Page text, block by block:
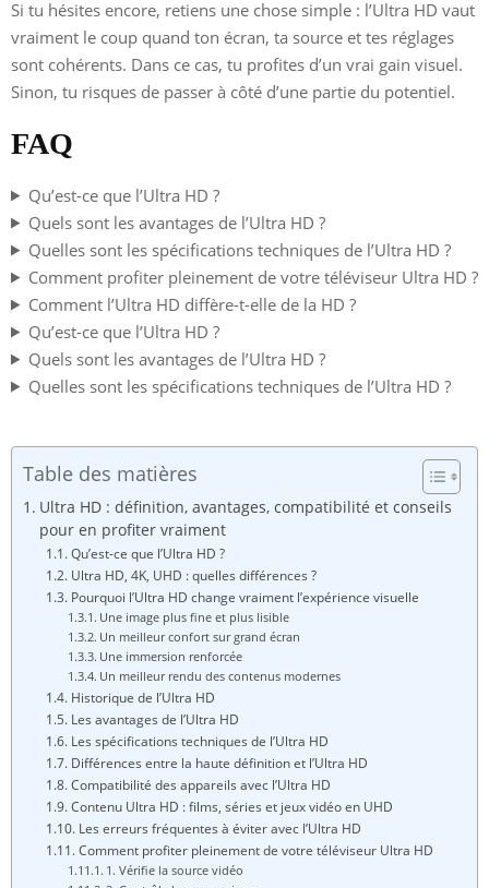
Si tu hésites encore, retiens une chose simple : l’Ultra HD vaut
vraiment le coup quand ton écran, ta source et tes réglages
sont cohérents. Dans ce cas, tu profites d’un vrai gain visuel.
Sinon, tu risques de passer à côté d’une partie du potentiel.
FAQ
Qu’est-ce que l’Ultra HD ?
Quels sont les avantages de l’Ultra HD ?
Quelles sont les spécifications techniques de l’Ultra HD ?
Comment profiter pleinement de votre téléviseur Ultra HD ?
Comment l’Ultra HD diffère-t-elle de la HD ?
Qu’est-ce que l’Ultra HD ?
Quels sont les avantages de l’Ultra HD ?
Quelles sont les spécifications techniques de l’Ultra HD ?
Table des matières
Ultra HD : définition, avantages, compatibilité et conseils
pour en profiter vraiment
Qu’est-ce que l’Ultra HD ?
Ultra HD, 4K, UHD : quelles différences ?
Pourquoi l’Ultra HD change vraiment l’expérience visuelle
Une image plus fine et plus lisible
Un meilleur confort sur grand écran
Une immersion renforcée
Un meilleur rendu des contenus modernes
Historique de l’Ultra HD
Les avantages de l’Ultra HD
Les spécifications techniques de l’Ultra HD
Différences entre la haute définition et l’Ultra HD
Compatibilité des appareils avec l’Ultra HD
Contenu Ultra HD : films, séries et jeux vidéo en UHD
Les erreurs fréquentes à éviter avec l’Ultra HD
Comment profiter pleinement de votre téléviseur Ultra HD
1. Vérifie la source vidéo